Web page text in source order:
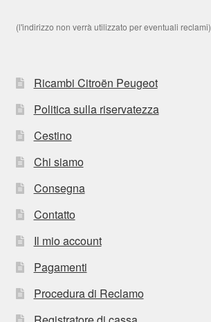
(l'indirizzo non verrà utilizzato per eventuali reclami)
Ricambi Citroën Peugeot
Politica sulla riservatezza
Cestino
Chi siamo
Consegna
Contatto
Il mio account
Pagamenti
Procedura di Reclamo